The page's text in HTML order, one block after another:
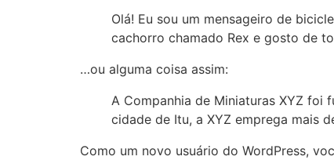
Olá! Eu sou um mensageiro de
cachorro chamado Rex e gosto de
…ou alguma coisa assim:
A Companhia de Miniaturas XYZ foi
cidade de Itu, a XYZ emprega mais
Como um novo usuário do WordPress,